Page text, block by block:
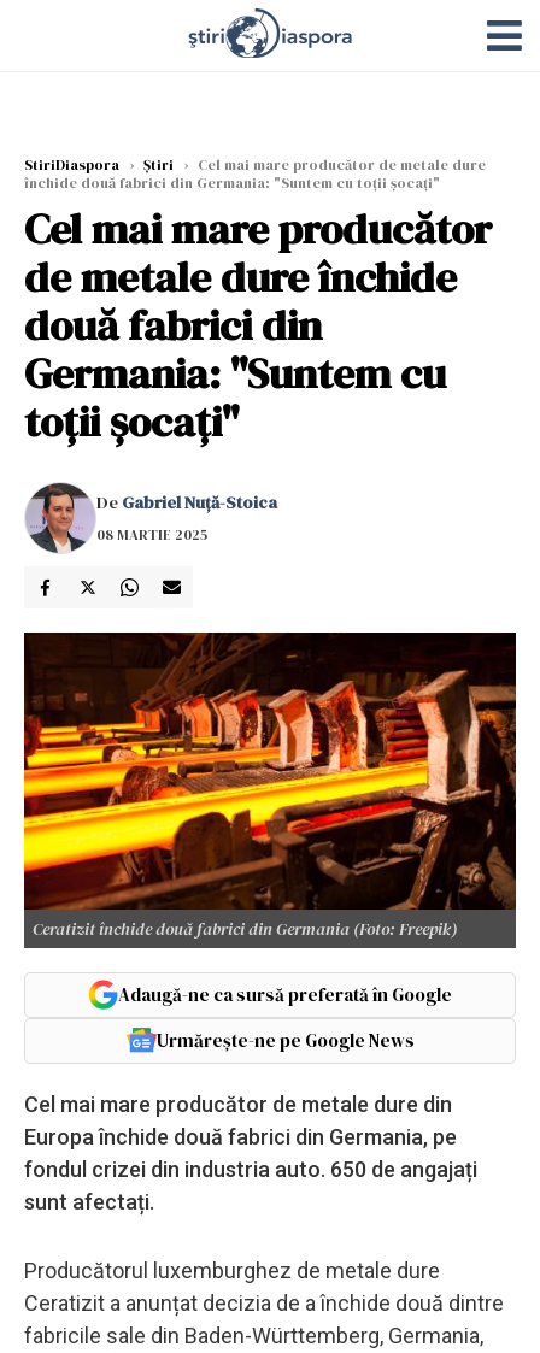
StiriDiaspora › Știri › Cel mai mare producător de metale dure
închide două fabrici din Germania: "Suntem cu toții șocați"
Cel mai mare producător
de metale dure închide
două fabrici din
Germania: "Suntem cu
toții șocați"
De Gabriel Nuță-Stoica
08 MARTIE 2025
Ceratizit închide două fabrici din Germania (Foto: Freepik)
Adaugă-ne ca sursă preferată în Google
Urmărește-ne pe Google News
Cel mai mare producător de metale dure din
Europa închide două fabrici din Germania, pe
fondul crizei din industria auto. 650 de angajați
sunt afectați.
Producătorul luxemburghez de metale dure
Ceratizit a anunțat decizia de a închide două dintre
fabricile sale din Baden-Württemberg, Germania,